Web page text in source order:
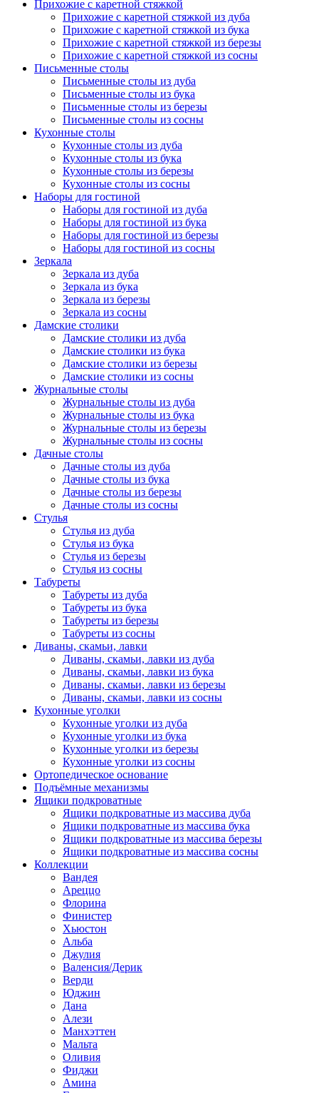
Прихожие с каретной стяжкой
Прихожие с каретной стяжкой из дуба
Прихожие с каретной стяжкой из бука
Прихожие с каретной стяжкой из березы
Прихожие с каретной стяжкой из сосны
Письменные столы
Письменные столы из дуба
Письменные столы из бука
Письменные столы из березы
Письменные столы из сосны
Кухонные столы
Кухонные столы из дуба
Кухонные столы из бука
Кухонные столы из березы
Кухонные столы из сосны
Наборы для гостиной
Наборы для гостиной из дуба
Наборы для гостиной из бука
Наборы для гостиной из березы
Наборы для гостиной из сосны
Зеркала
Зеркала из дуба
Зеркала из бука
Зеркала из березы
Зеркала из сосны
Дамские столики
Дамские столики из дуба
Дамские столики из бука
Дамские столики из березы
Дамские столики из сосны
Журнальные столы
Журнальные столы из дуба
Журнальные столы из бука
Журнальные столы из березы
Журнальные столы из сосны
Дачные столы
Дачные столы из дуба
Дачные столы из бука
Дачные столы из березы
Дачные столы из сосны
Стулья
Стулья из дуба
Стулья из бука
Стулья из березы
Стулья из сосны
Табуреты
Табуреты из дуба
Табуреты из бука
Табуреты из березы
Табуреты из сосны
Диваны, скамьи, лавки
Диваны, скамьи, лавки из дуба
Диваны, скамьи, лавки из бука
Диваны, скамьи, лавки из березы
Диваны, скамьи, лавки из сосны
Кухонные уголки
Кухонные уголки из дуба
Кухонные уголки из бука
Кухонные уголки из березы
Кухонные уголки из сосны
Ортопедическое основание
Подъёмные механизмы
Ящики подкроватные
Ящики подкроватные из массива дуба
Ящики подкроватные из массива бука
Ящики подкроватные из массива березы
Ящики подкроватные из массива сосны
Коллекции
Вандея
Ареццо
Флорина
Финистер
Хьюстон
Альба
Джулия
Валенсия/Дерик
Верди
Юджин
Дана
Алези
Манхэттен
Мальта
Оливия
Фиджи
Амина